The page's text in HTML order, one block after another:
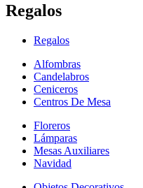
Regalos
Regalos
Alfombras
Candelabros
Ceniceros
Centros De Mesa
Floreros
Lámparas
Mesas Auxiliares
Navidad